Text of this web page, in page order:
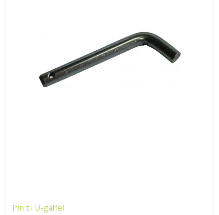
Pin til U-gaffel